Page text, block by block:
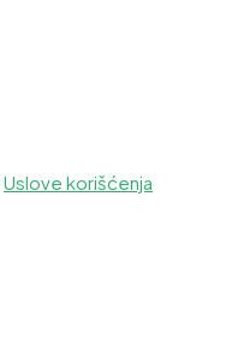
Uslove korišćenja